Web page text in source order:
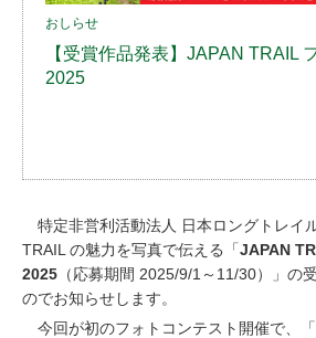
安藤百福センターのご案内
よくあるご質問
利用お申し込み
お問い合わせ
おしらせ
【受賞作品発表】JAPAN TRAIL
2025
特定非営利活動法人 日本ロングトレイ
TRAIL の魅力を写真で伝える「JAPAN
2025 （応募期間 2025/9/1～11/30）」の
のでお知らせします。
今回が初のフォトコンテスト開催で、